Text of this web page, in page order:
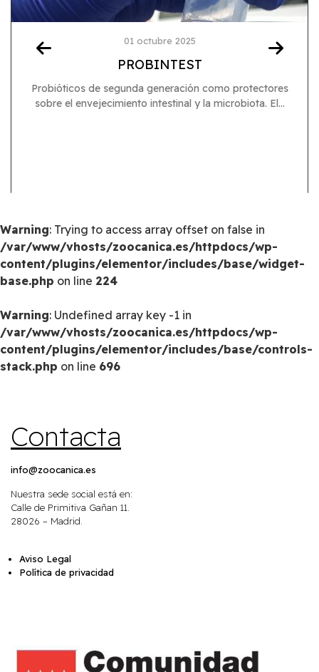
01 octubre 2025
PROBINTEST
Probióticos de segunda generación como protectores
sobre el envejecimiento intestinal y la microbiota. El...
Warning: Trying to access array offset on false in
/var/www/vhosts/zoocanica.es/httpdocs/wp-
content/plugins/elementor/includes/base/widget-
base.php on line 224
Warning: Undefined array key -1 in
/var/www/vhosts/zoocanica.es/httpdocs/wp-
content/plugins/elementor/includes/base/controls-
stack.php on line 696
Contacta
info@zoocanica.es
Nuestra sede social está en:
Calle de Primitiva Gañan 11.
28026 – Madrid.
Aviso Legal
Política de privacidad